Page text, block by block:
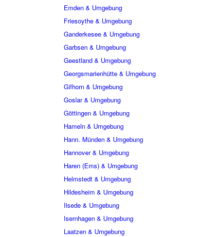
Emden & Umgebung
Friesoythe & Umgebung
Ganderkesee & Umgebung
Garbsen & Umgebung
Geestland & Umgebung
Georgsmarienhütte & Umgebung
Gifhorn & Umgebung
Goslar & Umgebung
Göttingen & Umgebung
Hameln & Umgebung
Hann. Münden & Umgebung
Hannover & Umgebung
Haren (Ems) & Umgebung
Helmstedt & Umgebung
Hildesheim & Umgebung
Ilsede & Umgebung
Isernhagen & Umgebung
Laatzen & Umgebung